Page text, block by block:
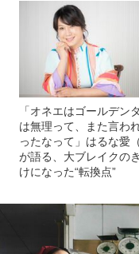
「オネエはゴールデン
は無理って、また言わ
ったなって」はるな愛（
が語る、大ブレイクの
けになった“転換点”